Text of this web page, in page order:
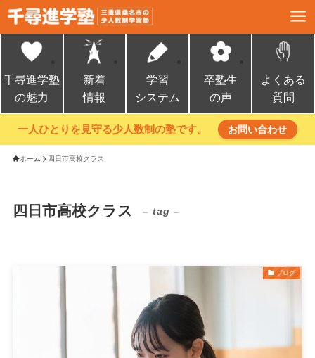
千尋進学塾
の魅力
新着
情報
学習
システム
卒塾生
の声
よくある
質問
一人ひとりを見守る少人数制の塾です。 お問い合わせ
ホーム 四日市高校クラス
四日市高校クラス – tag –
ブログ